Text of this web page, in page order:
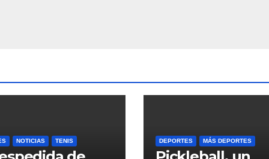
NOTICIAS TENIS DEPORTES MÁS DEPORTES